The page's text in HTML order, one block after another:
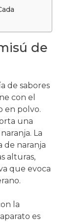
de
de sabores
con el
en polvo.
una
La
de naranja
alturas,
que evoca
la
es